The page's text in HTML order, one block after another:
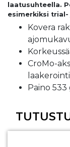
laatusuhteella.
esimerkiksi
Kovera
CroMo-
laakerointi
Paino 533